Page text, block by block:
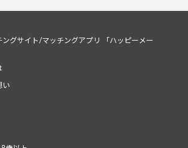
ングサイト/マッチングアプリ 「ハッピーメー
い